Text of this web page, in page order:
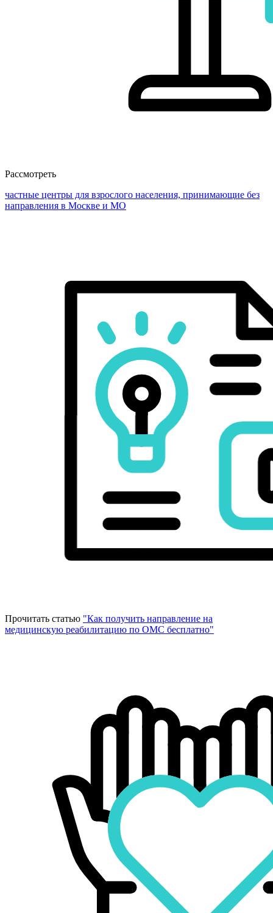
Рассмотреть
частные центры для взрослого населения, принимающие без
направления в Москве и МО
Прочитать статью "Как получить направление на
медицинскую реабилитацию по ОМС бесплатно"